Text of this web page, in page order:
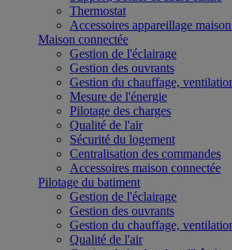
Thermostat
Accessoires appareillage
Maison connectée
Gestion de l'éclairage
Gestion des ouvrants
Gestion du chauffage,
Mesure de l'énergie
Pilotage des charges
Qualité de l'air
Sécurité du logement
Centralisation des commandes
Accessoires maison connectée
Pilotage du batiment
Gestion de l'éclairage
Gestion des ouvrants
Gestion du chauffage,
Qualité de l'air